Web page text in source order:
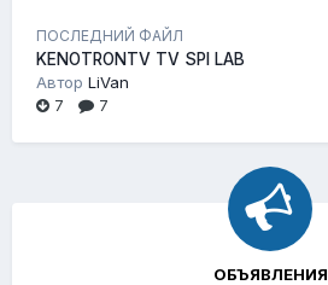
ПОСЛЕДНИЙ ФАЙЛ
KENOTRONTV TV SPI LAB
Автор LiVan
7
7
ОБЪЯВЛЕНИЯ